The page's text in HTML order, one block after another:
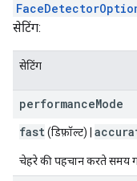
सेटिंग:
सेटिंग
performanceMode
fast(डिफ़ॉल्ट) |
चेहरे की पहचान करते समय